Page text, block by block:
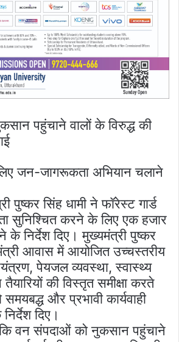
पहुंचाने वालों के विरुद्ध की
जन-जागरूकता अभियान चलाने
पुष्कर सिंह धामी ने फॉरेस्ट गार्ड
सुनिश्चित करने के लिए एक हजार
के निर्देश दिए। मुख्यमंत्री पुष्कर
आवास में आयोजित उच्चस्तरीय
पेयजल व्यवस्था, स्वास्थ्य
की विस्तृत समीक्षा करते
और प्रभावी कार्यवाही
दिए।
वन संपदाओं को नुकसान पहुंचाने